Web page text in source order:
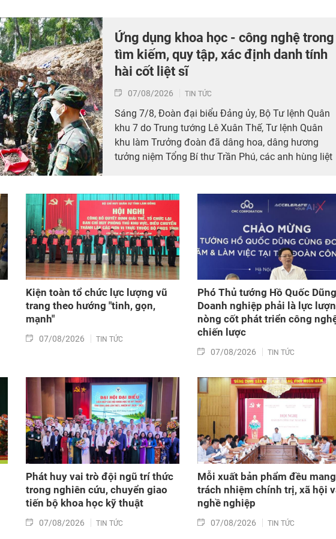
Ứng dụng khoa học - công nghệ trong
tìm kiếm, quy tập, xác định danh tính
hài cốt liệt sĩ
07/08/2026 TIN TỨC
Sáng 7/8, Đoàn đại biểu Đảng ủy, Bộ Tư lệnh Quân
khu 7 do Trung tướng Lê Xuân Thế, Tư lệnh Quân
khu làm Trưởng đoàn đã dâng hoa, dâng hương
tưởng niệm Tổng Bí thư Trần Phú, các anh hùng liệt
cốt liệt sĩ tại Công viên Lê Thị Riêng, phường Hòa
Hưng, Thành phố Hồ Chí Minh.
Kiện toàn tổ chức lực lượng vũ
trang theo hướng "tinh, gọn,
mạnh"
07/08/2026 TIN TỨC
Phó Thủ tướng Hồ Quốc
Doanh nghiệp phải là lực
nòng cốt phát triển công
chiến lược
07/08/2026 TIN TỨC
Phát huy vai trò đội ngũ trí thức
trong nghiên cứu, chuyển giao
tiến bộ khoa học kỹ thuật
07/08/2026 TIN TỨC
Mỗi xuất bản phẩm đều mang
trách nhiệm chính trị, xã hội
nghề nghiệp
07/08/2026 TIN TỨC